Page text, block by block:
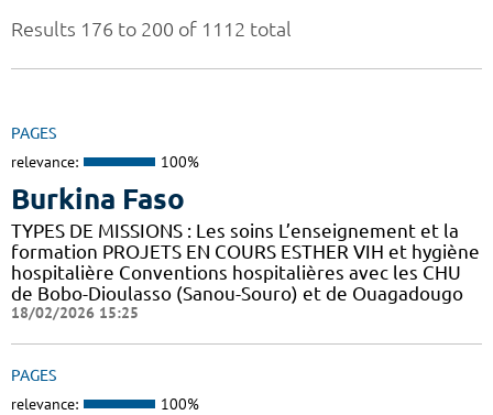
Results 176 to 200 of 1112 total
PAGES
relevance: 100%
Burkina Faso
TYPES DE MISSIONS : Les soins L’enseignement et la
formation PROJETS EN COURS ESTHER VIH et hygiène
hospitalière Conventions hospitalières avec les CHU
de Bobo-Dioulasso (Sanou-Souro) et de Ouagadougo
18/02/2026 15:25
PAGES
relevance: 100%